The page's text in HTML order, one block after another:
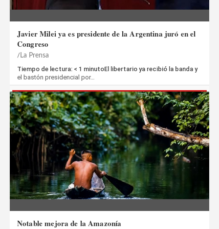
Javier Milei ya es presidente de la Argentina juró en el
Congreso
La Prensa
Tiempo de lectura: < 1 minutoEl libertario ya recibió la banda y
el bastón presidencial por…
Notable mejora de la Amazonía